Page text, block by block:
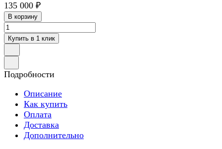
135 000 ₽
В корзину
Купить в 1 клик
Подробности
Описание
Как купить
Оплата
Доставка
Дополнительно